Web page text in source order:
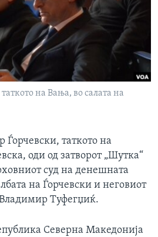
на Вања, во салата на
таткото на
оди од затворот „Шутка“
суд на денешната
на Ѓорчевски и неговиот
Туфегџиќ.
Северна Македонија